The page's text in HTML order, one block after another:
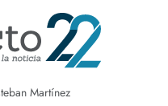
Martínez